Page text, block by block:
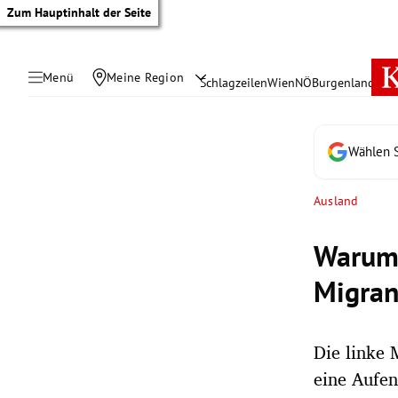
Zum Hauptinhalt der Seite
Menü Meine Region SchlagzeilenWienNÖBurgenland
Wählen
Ausland
Die linke
eine